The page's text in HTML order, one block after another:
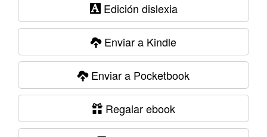
Edición dislexia
Enviar a Kindle
Enviar a Pocketbook
Regalar ebook